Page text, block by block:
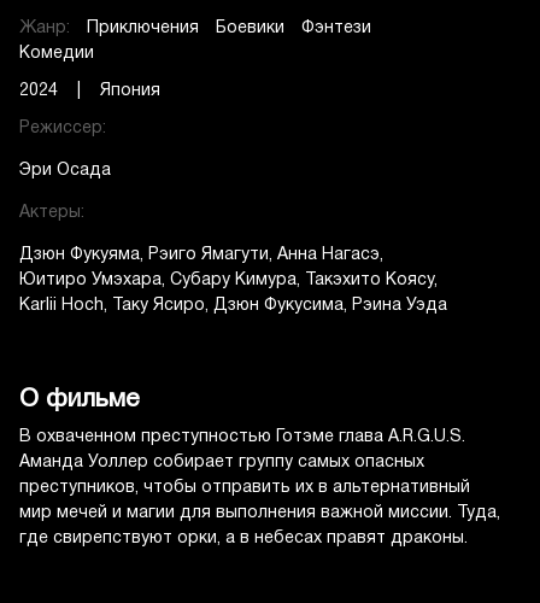
Жанр: Приключения Боевики
Фэнтези
Комедии
2024 | Япония
Режиссер:
Эри Осада
Актеры:
Дзюн Фукуяма Рэиго Ямагути
Анна Нагасэ
Юитиро Умэхара Субару Кимура
Такэхито Коясу
Karlii Hoch
Таку Ясиро Дзюн Фукусима Рэина Уэда
О фильме
В охваченном преступностью Готэме глава A.R.G.U.S.
Аманда Уоллер собирает группу самых опасных
преступников, чтобы отправить их в альтернативный
мир мечей и магии для выполнения важной миссии. Туда,
где свирепствуют орки, а в небесах правят драконы.